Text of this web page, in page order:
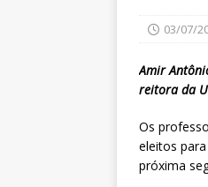
03/07/
Amir
reitora da
Os
eleitos
próxima